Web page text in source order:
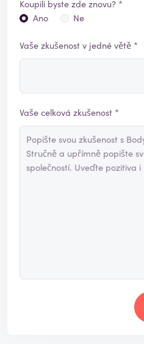
Koupili byste zde znovu? *
Ano
Ne
Vaše zkušenost v jedné větě *
Vaše celková zkušenost *